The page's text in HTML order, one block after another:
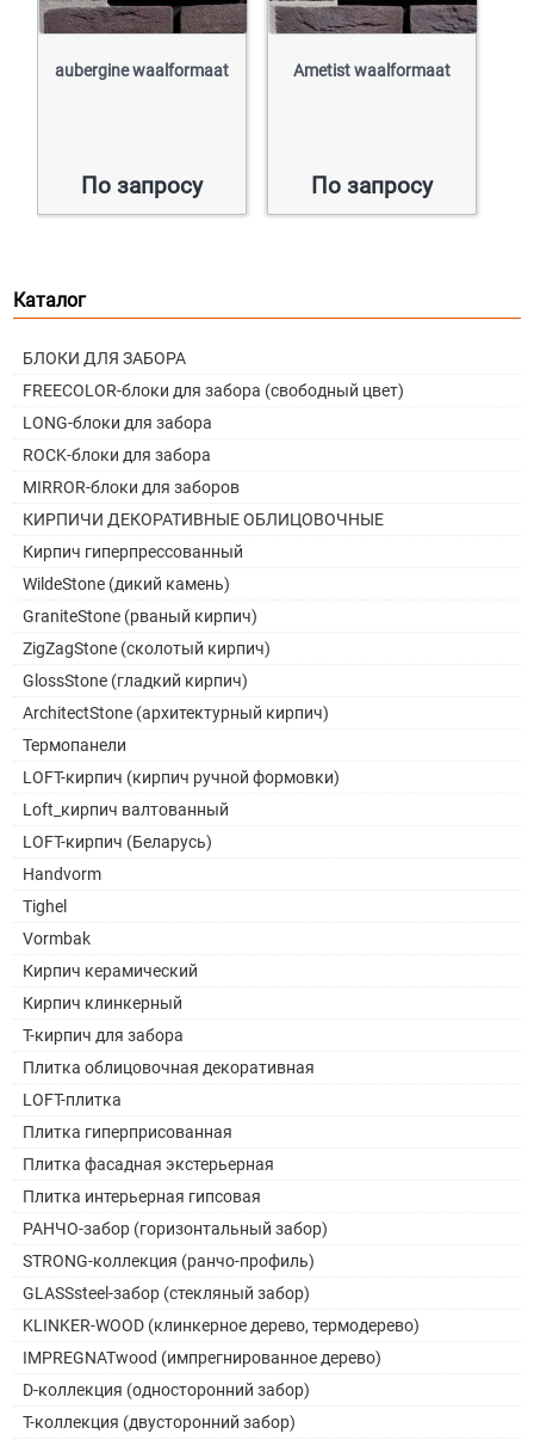
aubergine waalformaat
По запросу
Ametist waalformaat
По запросу
Каталог
БЛОКИ ДЛЯ ЗАБОРА
FREECOLOR-блоки для забора (свободный цвет)
LONG-блоки для забора
ROCK-блоки для забора
MIRROR-блоки для заборов
КИРПИЧИ ДЕКОРАТИВНЫЕ ОБЛИЦОВОЧНЫЕ
Кирпич гиперпрессованный
WildeStone (дикий камень)
GraniteStone (рваный кирпич)
ZigZagStone (сколотый кирпич)
GlossStone (гладкий кирпич)
ArchitectStone (архитектурный кирпич)
Термопанели
LOFT-кирпич (кирпич ручной формовки)
Loft_кирпич валтованный
LOFT-кирпич (Беларусь)
Handvorm
Tighel
Vormbak
Кирпич керамический
Кирпич клинкерный
Т-кирпич для забора
Плитка облицовочная декоративная
LOFT-плитка
Плитка гиперприсованная
Плитка фасадная экстерьерная
Плитка интерьерная гипсовая
РАНЧО-забор (горизонтальный забор)
STRONG-коллекция (ранчо-профиль)
GLASSsteel-забор (стекляный забор)
KLINKER-WOOD (клинкерное дерево, термодерево)
IMPREGNATwood (импрегнированное дерево)
D-коллекция (односторонний забор)
Т-коллекция (двусторонний забор)